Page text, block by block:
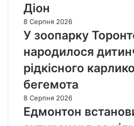
Діон
8 Серпня 2026
У зоопарку
народилося
рідкісного
бегемота
8 Серпня 2026
Едмонтон